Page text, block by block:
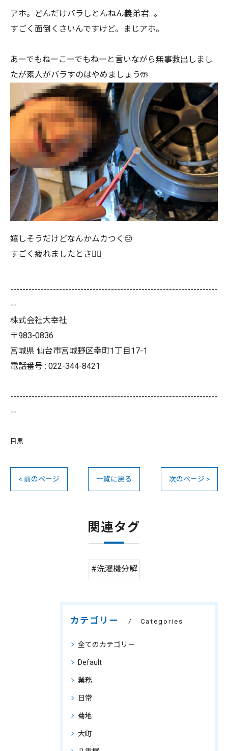
アホ。どんだけバラしとんねん義弟君…。
すごく面倒くさいんですけど。まじアホ。
あーでもねーこーでもねーと言いながら無事救出しまし
たが素人がバラすのはやめましょう🤲
嬉しそうだけどなんかムカつく😑
すごく疲れましたとさ😮‍💨
--------------------------------------------------------------------
--
株式会社大幸社
〒983-0836
宮城県 仙台市宮城野区幸町1丁目17-1
電話番号 : 022-344-8421
--------------------------------------------------------------------
--
目黒
< 前のページ 一覧に戻る 次のページ >
関連タグ
#洗濯機分解
カテゴリー Categories
全てのカテゴリー
Default
業務
日常
菊地
大町